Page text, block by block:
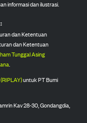
informasi dan ilustrasi.
dan Ketentuan
dan Ketentuan
Tunggal Asing
.
untuk PT Bumi
Kav 28-30, Gondangdia,